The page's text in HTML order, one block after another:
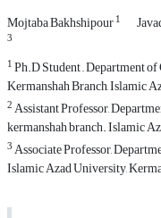
Mojtaba Bakhshipour1
3
1Ph.D Student ,, Department
Kermanshah Branch, Islamic
2Assistant Professor,
kermanshah branch. Islamic
3Associate Professor,
Islamic Azad University,